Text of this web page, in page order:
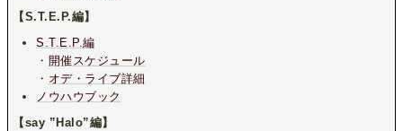
【S.T.E.P.編】
S.T.E.P.編
・ 開催スケジュール
・ オデ・ライブ詳細
ノウハウブック
【say ”Halo”編】